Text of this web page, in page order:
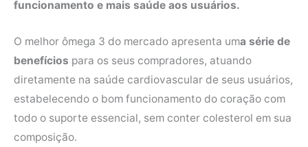
funcionamento e mais saúde aos usuários.
O melhor ômega 3 do mercado apresenta uma série de
benefícios para os seus compradores, atuando
diretamente na saúde cardiovascular de seus usuários,
estabelecendo o bom funcionamento do coração com
todo o suporte essencial, sem conter colesterol em sua
composição.